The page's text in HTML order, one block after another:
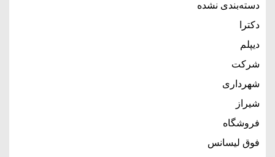
دسته‌بندی نشده
دکترا
دیپلم
شرکت
شهرداری
شیراز
فروشگاه
فوق لیسانس